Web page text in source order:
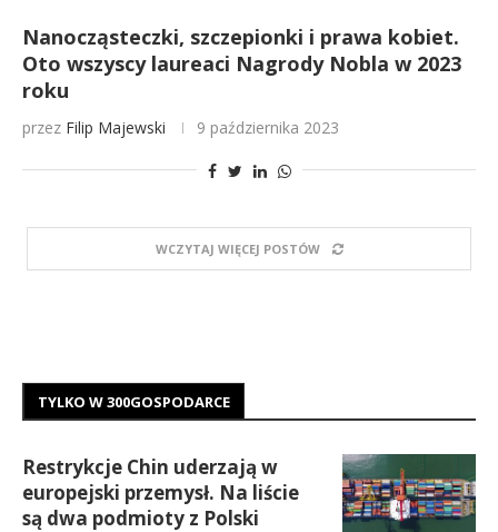
Nanocząsteczki, szczepionki i prawa kobiet.
Oto wszyscy laureaci Nagrody Nobla w 2023
roku
przez Filip Majewski 9 października 2023
WCZYTAJ WIĘCEJ POSTÓW
TYLKO W 300GOSPODARCE
Restrykcje Chin uderzają w
europejski przemysł. Na liście
są dwa podmioty z Polski